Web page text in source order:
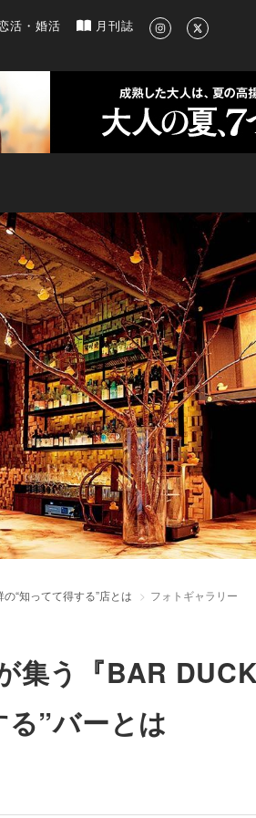
ルメ、洗練されたライフスタイル情報
活・婚活 月刊誌
“知ってて得する”店とは フォトギャラリー
集う『BAR
”バーとは